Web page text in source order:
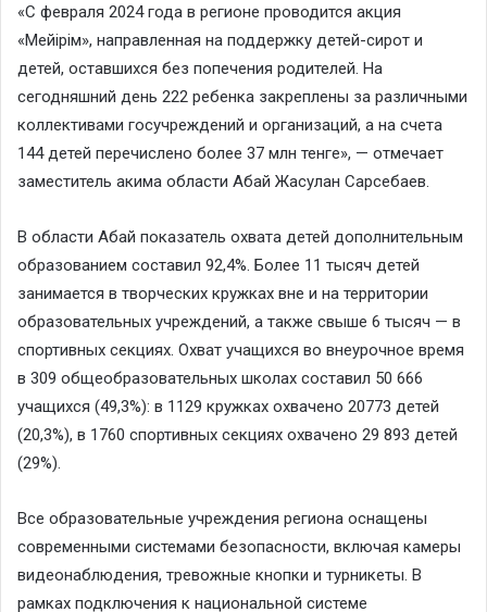
«С февраля 2024 года в регионе проводится акция
«Мейірім», направленная на поддержку детей-сирот и
детей, оставшихся без попечения родителей. На
сегодняшний день 222 ребенка закреплены за различными
коллективами госучреждений и организаций, а на счета
144 детей перечислено более 37 млн тенге», — отмечает
заместитель акима области Абай Жасулан Сарсебаев.
В области Абай показатель охвата детей дополнительным
образованием составил 92,4%. Более 11 тысяч детей
занимается в творческих кружках вне и на территории
образовательных учреждений, а также свыше 6 тысяч — в
спортивных секциях. Охват учащихся во внеурочное время
в 309 общеобразовательных школах составил 50 666
учащихся (49,3%): в 1129 кружках охвачено 20773 детей
(20,3%), в 1760 спортивных секциях охвачено 29 893 детей
(29%).
Все образовательные учреждения региона оснащены
современными системами безопасности, включая камеры
видеонаблюдения, тревожные кнопки и турникеты. В
рамках подключения к национальной системе